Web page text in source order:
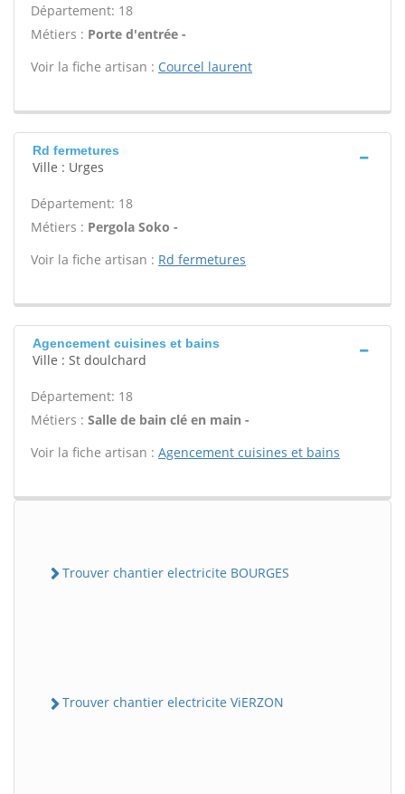
Département: 18
Métiers : Porte d'entrée -
Voir la fiche artisan : Courcel laurent
Rd fermetures
Ville : Urges
Département: 18
Métiers : Pergola Soko -
Voir la fiche artisan : Rd fermetures
Agencement cuisines et bains
Ville : St doulchard
Département: 18
Métiers : Salle de bain clé en main -
Voir la fiche artisan : Agencement cuisines et bains
Trouver chantier electricite BOURGES
Trouver chantier electricite ViERZON